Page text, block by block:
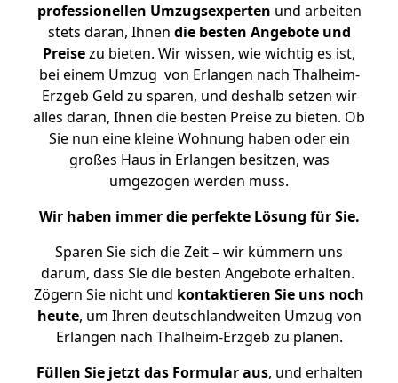
professionellen Umzugsexperten und arbeiten
stets daran, Ihnen die besten Angebote und
Preisezu bieten. Wir wissen, wie wichtig es ist,
bei einem Umzug von Erlangen nach Thalheim-
Erzgeb Geld zu sparen, und deshalb setzen wir
alles daran, Ihnen die besten Preise zu bieten. Ob
Sie nun eine kleine Wohnung haben oder ein
großes Haus in Erlangen besitzen, was
umgezogen werden muss.
Wir haben immer die perfekte Lösung für Sie.
Sparen Sie sich die Zeit – wir kümmern uns
darum, dass Sie die besten Angebote erhalten.
Zögern Sie nicht und kontaktieren Sie uns noch
heute, um Ihren deutschlandweiten Umzug von
Erlangen nach Thalheim-Erzgeb zu planen.
Füllen Sie jetzt das Formular aus, und erhalten